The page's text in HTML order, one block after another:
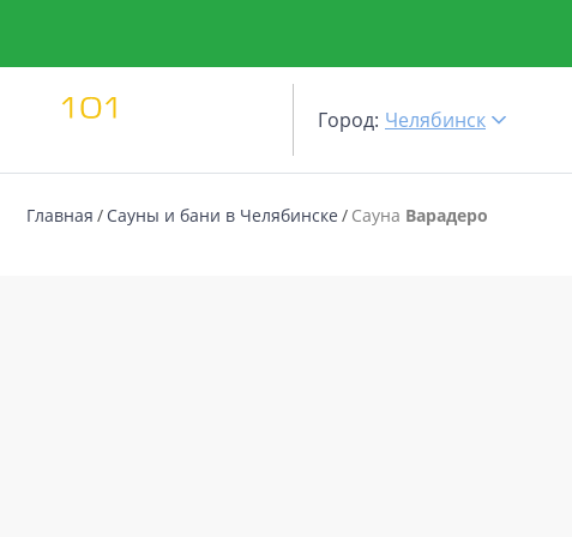
Город: Челябинск
Главная Сауны и бани в Челябинске Сауна Варадеро